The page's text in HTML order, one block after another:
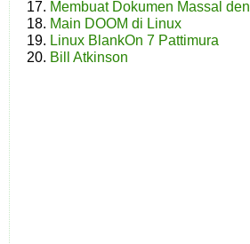
Membuat Dokumen Massal
Main DOOM di Linux
Linux BlankOn 7 Pattimura
Bill Atkinson